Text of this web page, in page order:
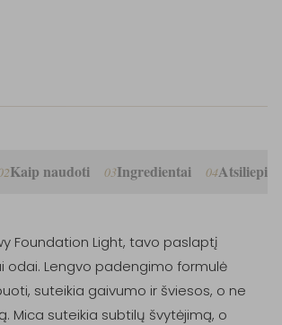
Kaip naudoti 03Ingredientai 04
Foundation Light, tavo paslaptį
odai. Lengvo padengimo formulė
suteikia gaivumo ir šviesos, o ne
Mica suteikia subtilų švytėjimą, o